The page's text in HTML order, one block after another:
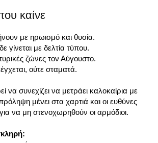
καίνε
με ηρωισμό και θυσία.
με δελτία τύπου.
ζώνες τον Αύγουστο.
ούτε σταματά.
να συνεχίζει να μετράει καλοκαίρια με
μένει στα χαρτιά και οι ευθύνες
να μη στενοχωρηθούν οι αρμόδιοι.